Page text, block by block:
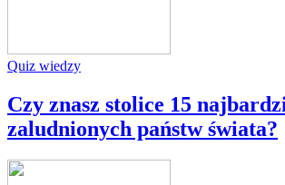
Quiz wiedzy
Czy znasz stolice 15
zaludnionych państw świata?